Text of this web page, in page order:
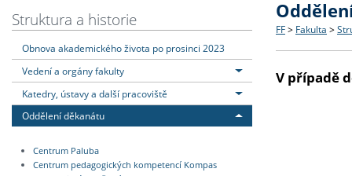
Dozvědět se více
Struktura
Strategie
Podat přihlášku
Co
Učitelské
Dozvědět se více
Dozvědět se více
O vědě a
Dozvědět se více
Aktuální
Struktura a historie
Obnova akademického života po prosinci 2023
Vedení a orgány fakulty
Katedry, ústavy a další pracoviště
Oddělení děkanátu
Centrum Paluba
Centrum pedagogických kompetencí Kompas
FF > Fakulta >
V případě